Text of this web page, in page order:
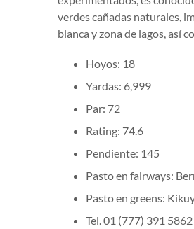
verdes cañadas naturales,
blanca y zona de lagos, así
Hoyos: 18
Yardas: 6,999
Par: 72
Rating: 74.6
Pendiente: 145
Pasto en fairways:
Pasto en greens:
Tel. 01 (777) 391